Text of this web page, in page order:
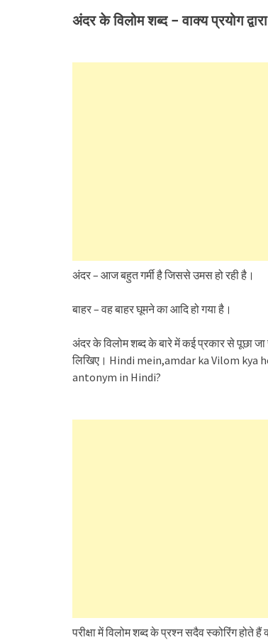
अंदर के विलोम शब्द – वाक्य प्रयोग
अंदर – आज बहुत गर्मी है जिससे उमस हो रही है।
बाहर – वह बाहर घूमने का आदि हो गया है।
अंदर के विलोम शब्द के बारे में कई प्रकार से पूछा
लिखिए। Hindi mein,amdar ka Vilom kya
antonym in Hindi?
परीक्षा में विलोम शब्द के प्रश्न सदैव स्कोरिंग होते